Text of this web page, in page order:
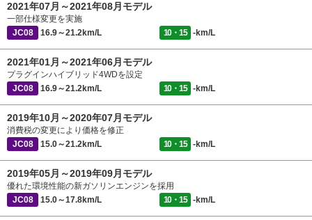
2021年07月～2021年08月モデル
一部仕様変更を実施
JC08
16.9～21.2km/L 10・15 -km/L
2021年01月～2021年06月モデル
プラグインハイブリッド4WDを設定
JC08
16.9～21.2km/L 10・15 -km/L
2019年10月～2020年07月モデル
消費税の変更により価格を修正
JC08
15.0～21.2km/L 10・15 -km/L
2019年05月～2019年09月モデル
優れた環境性能の新ガソリンエンジンを採用
JC08
15.0～17.8km/L 10・15 -km/L